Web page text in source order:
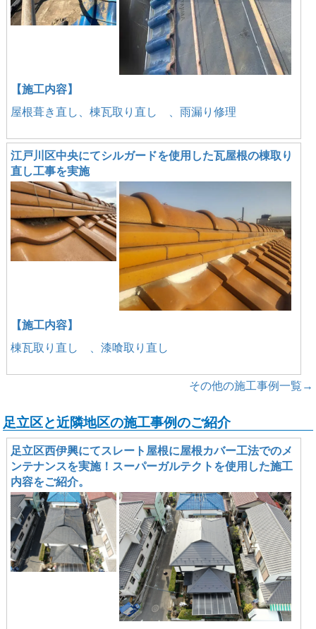
【施工内容】
屋根葺き直し、棟瓦取り直し 、雨漏り修理
江戸川区中央にてシルガードを使用した瓦屋根の棟取り
直し工事を実施
【施工内容】
棟瓦取り直し 、漆喰取り直し
その他の施工事例一覧→
足立区と近隣地区の施工事例のご紹介
足立区西伊興にてスレート屋根に屋根カバー工法でのメ
ンテナンスを実施！スーパーガルテクトを使用した施工
内容をご紹介。